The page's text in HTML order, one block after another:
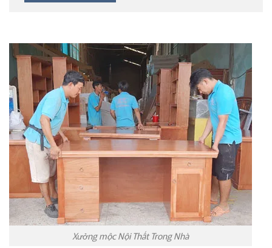
Xưởng mộc Nội Thất Trong Nhà